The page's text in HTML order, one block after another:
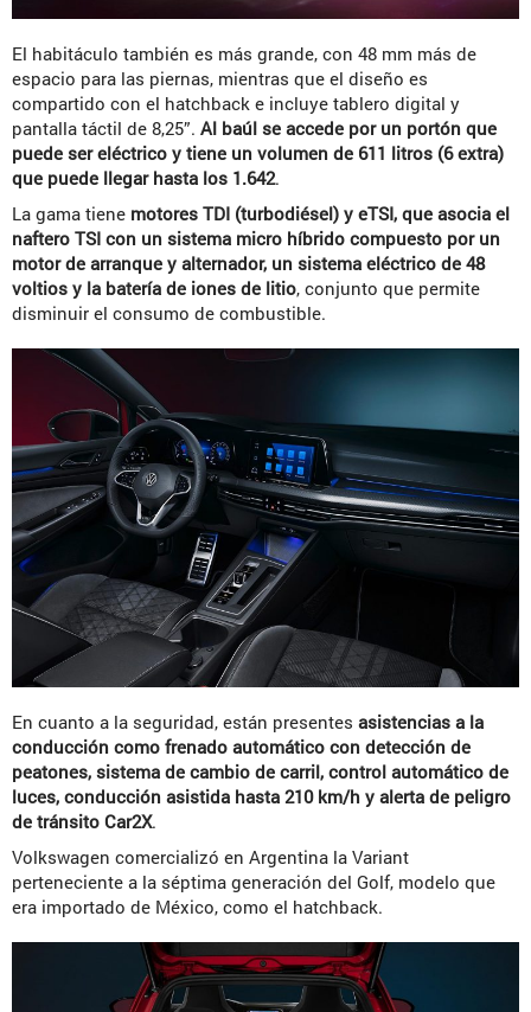
El habitáculo también es más grande, con 48 mm más de
espacio para las piernas, mientras que el diseño es
compartido con el hatchback e incluye tablero digital y
pantalla táctil de 8,25”. Al baúl se accede por un portón que
puede ser eléctrico y tiene un volumen de 611 litros (6 extra)
que puede llegar hasta los 1.642.
La gama tiene motores TDI (turbodiésel) y eTSI, que asocia el
naftero TSI con un sistema micro híbrido compuesto por un
motor de arranque y alternador, un sistema eléctrico de 48
voltios y la batería de iones de litio, conjunto que permite
disminuir el consumo de combustible.
En cuanto a la seguridad, están presentes asistencias a la
conducción como frenado automático con detección de
peatones, sistema de cambio de carril, control automático de
luces, conducción asistida hasta 210 km/h y alerta de peligro
de tránsito Car2X.
Volkswagen comercializó en Argentina la Variant
perteneciente a la séptima generación del Golf, modelo que
era importado de México, como el hatchback.